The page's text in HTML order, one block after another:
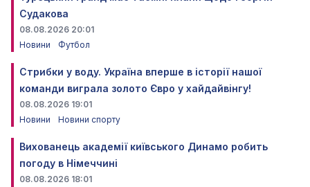
Судакова
08.08.2026 20:01
Новини
Футбол
Стрибки у воду. Україна вперше в історії нашої
команди виграла золото Євро у хайдайвінгу!
08.08.2026 19:01
Новини
Новини спорту
Вихованець академії київського Динамо робить
погоду в Німеччині
08.08.2026 18:01